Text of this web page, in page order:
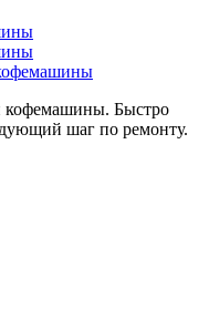
кофемашины. Быстро
шаг по ремонту.